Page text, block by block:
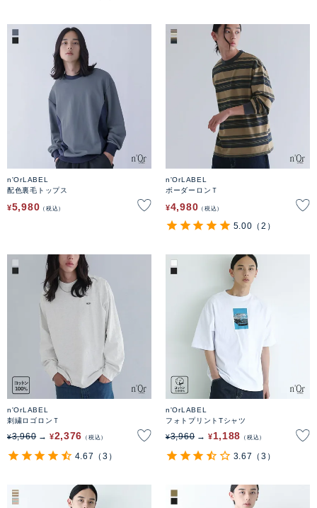
n'OrLABEL
配色裏毛トップス
¥5,980 税込
n'OrLABEL
ボーダーロンＴ
¥4,980 税込
5.00 （2）
n'OrLABEL
刺繍ロゴロンＴ
¥3,960 ¥2,376 税込
4.67 （3）
n'OrLABEL
フォトプリントTシャツ
¥3,960 ¥1,188 税込
3.67 （3）